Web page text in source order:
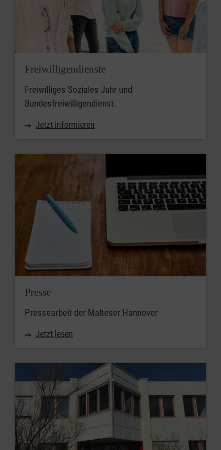
Freiwilligendienste
Freiwilliges Soziales Jahr und
Bundesfreiwilligendienst.
Jetzt informieren
Presse
Pressearbeit der Malteser Hannover
Jetzt lesen